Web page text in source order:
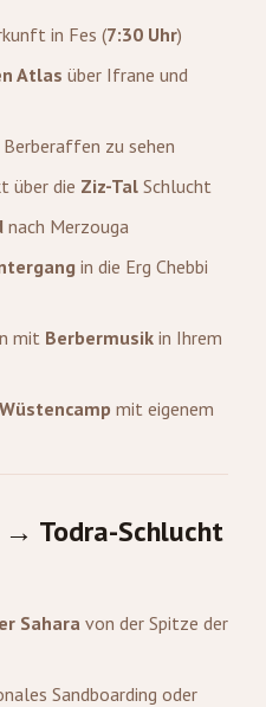
in Fes (7:30 Uhr)
Atlas über Ifrane und
zu sehen
über die Ziz-Tal Schlucht
nach Merzouga
in die Erg Chebbi
mit Berbermusik in Ihrem
mit eigenem
Todra-Schlucht
Sahara von der Spitze der
Sandboarding oder